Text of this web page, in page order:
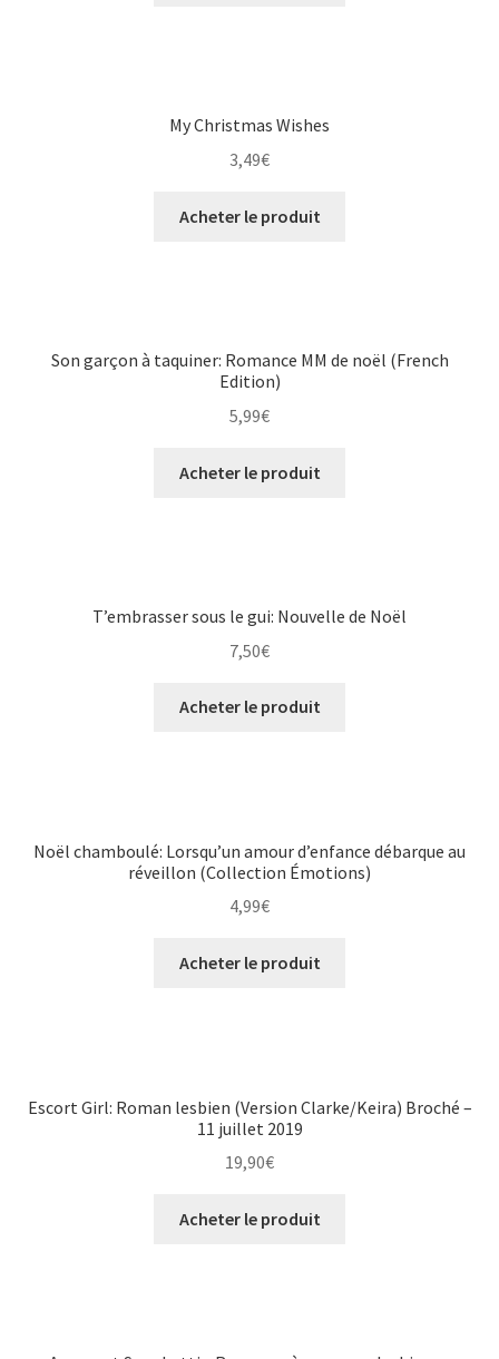
My Christmas Wishes
3,49€
Acheter le produit
Son garçon à taquiner: Romance MM de noël (French
Edition)
5,99€
Acheter le produit
T’embrasser sous le gui: Nouvelle de Noël
7,50€
Acheter le produit
Noël chamboulé: Lorsqu’un amour d’enfance débarque au
réveillon (Collection Émotions)
4,99€
Acheter le produit
Escort Girl: Roman lesbien (Version Clarke/Keira) Broché –
11 juillet 2019
19,90€
Acheter le produit